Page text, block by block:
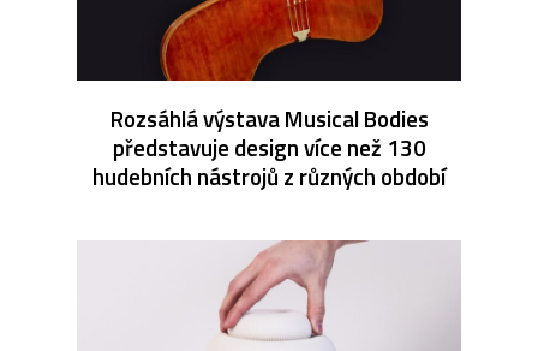
Rozsáhlá výstava Musical Bodies
představuje design více než 130
hudebních nástrojů z různých období